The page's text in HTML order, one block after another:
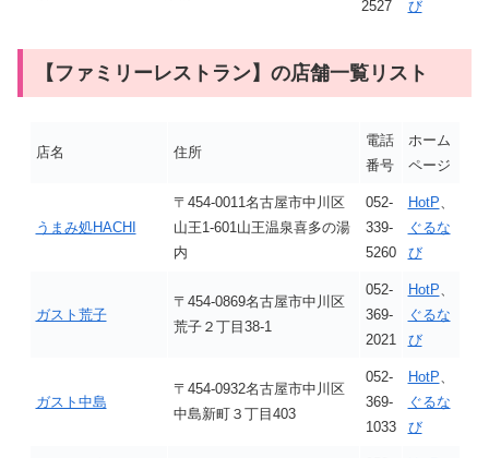
2527
び
【ファミリーレストラン】の店舗一覧リスト
店名 住所
電話
番号
ホーム
ページ
うまみ処HACHI
〒454-0011名古屋市中川区
山王1-601山王温泉喜多の湯
内
052-
339-
5260
HotP、
ぐるな
び
ガスト荒子
〒454-0869名古屋市中川区
荒子２丁目38-1
052-
369-
2021
HotP、
ぐるな
び
ガスト中島
〒454-0932名古屋市中川区
中島新町３丁目403
052-
369-
1033
HotP、
ぐるな
び